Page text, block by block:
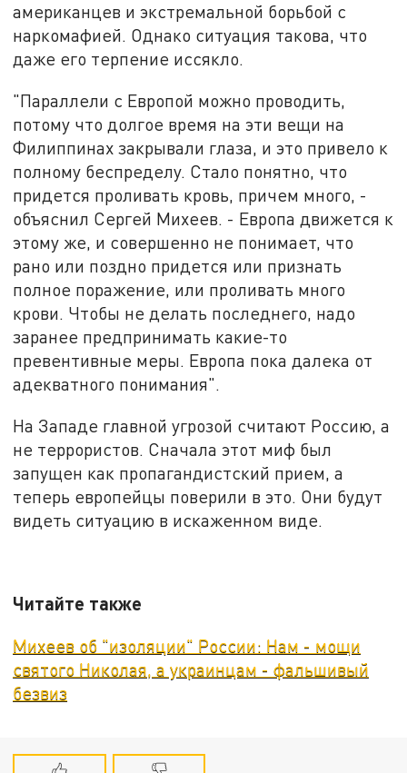
американцев и экстремальной борьбой с
наркомафией. Однако ситуация такова, что
даже его терпение иссякло.
"Параллели с Европой можно проводить,
потому что долгое время на эти вещи на
Филиппинах закрывали глаза, и это привело к
полному беспределу. Стало понятно, что
придется проливать кровь, причем много, -
объяснил Сергей Михеев. - Европа движется к
этому же, и совершенно не понимает, что
рано или поздно придется или признать
полное поражение, или проливать много
крови. Чтобы не делать последнего, надо
заранее предпринимать какие-то
превентивные меры. Европа пока далека от
адекватного понимания".
На Западе главной угрозой считают Россию, а
не террористов. Сначала этот миф был
запущен как пропагандистский прием, а
теперь европейцы поверили в это. Они будут
видеть ситуацию в искаженном виде.
Читайте также
Михеев об "изоляции" России: Нам - мощи
святого Николая, а украинцам - фальшивый
безвиз